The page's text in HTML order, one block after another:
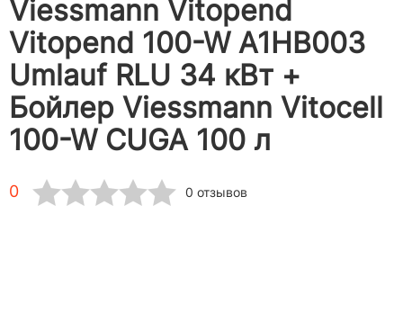
Viessmann Vitopend
Vitopend 100-W A1HB003
Umlauf RLU 34 кВт +
Бойлер Viessmann Vitocell
100-W CUGA 100 л
0 0 отзывов